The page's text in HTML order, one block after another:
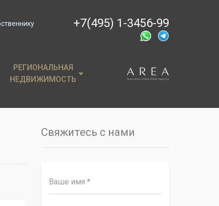
+7(495) 1-3456-99
РЕГИОНАЛЬНАЯ
НЕДВИЖИМОСТЬ
РЕГИОНАЛЬНАЯ
НЕДВИЖИМОСТЬ
Свяжитесь с нами